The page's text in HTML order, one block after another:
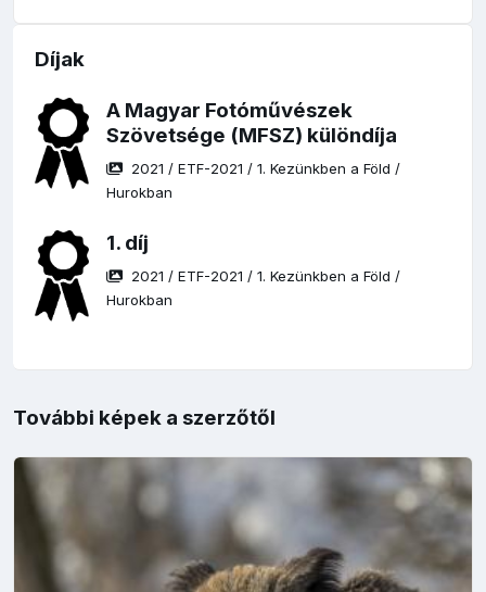
Díjak
A Magyar Fotóművészek
Szövetsége (MFSZ) különdíja
2021 /ETF-2021 /1. Kezünkben a Föld /
Hurokban
1. díj
2021 /ETF-2021 /1. Kezünkben a Föld /
Hurokban
További képek a szerzőtől